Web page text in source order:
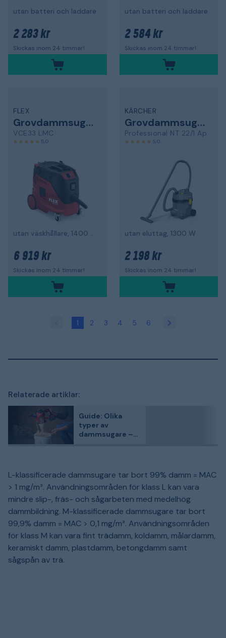
utan batteri och laddare
2 283 kr
Skickas inom 24 timmar!
utan batteri och laddare
2 584 kr
Skickas inom 24 timmar!
FLEX
Grovdammsugare
VCE33 LMC
5,0
utan väskhållare, 1400 W, L-klass
6 919 kr
Skickas inom 24 timmar!
KÄRCHER
Grovdammsugare
Professional NT 22/1 Ap
5,0
utan eluttag, 1300 W
2 198 kr
Skickas inom 24 timmar!
1 2 3 4 5 6
Relaterade artiklar:
Guide: Olika
typer av
dammsugare –
L-klassificerade dammsugare tar bort 99% damm = MAC
> 1 mg/m³. Användningsområden för klass L kan vara
mindre slip-, fräs- och sågarbeten med medelhög
dammbildning. M-klassificerade dammsugare tar bort
99,9% damm = MAC > 0,1 mg/m³. Användningsområden
för klass M kan vara fint trädamm, koldamm, målardamm,
keramiskt damm, plastdamm, betongdamm samt
sågspån av trä.